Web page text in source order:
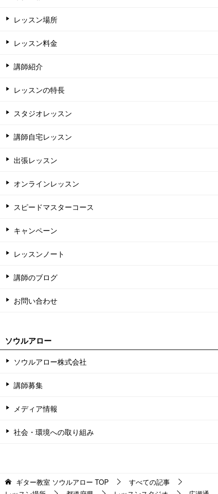
レッスン場所
レッスン料金
講師紹介
レッスンの特長
スタジオレッスン
講師自宅レッスン
出張レッスン
オンラインレッスン
スピードマスターコース
キャンペーン
レッスンノート
講師のブログ
お問い合わせ
ソウルアロー
ソウルアロー株式会社
講師募集
メディア情報
社会・環境への取り組み
ギター教室 ソウルアロー TOP
すべての記事